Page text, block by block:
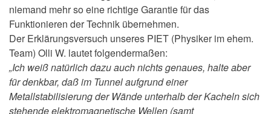
niemand mehr so eine richtige Garantie für das
Funktionieren der Technik übernehmen.
Der Erklärungsversuch unseres PIET (Physiker im ehem.
Team) Olli W. lautet folgendermaßen:
„Ich weiß natürlich dazu auch nichts genaues, halte aber
für denkbar, daß im Tunnel aufgrund einer
Metallstabilisierung der Wände unterhalb der Kacheln sich
stehende elektromagnetische Wellen (samt